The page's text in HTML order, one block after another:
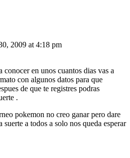
2009 at 4:18 pm
conocer en unos cuantos dias vas a
con algunos datos para que
de que te registres podras
.
pokemon no creo ganar pero dare
suerte a todos a solo nos queda esperar